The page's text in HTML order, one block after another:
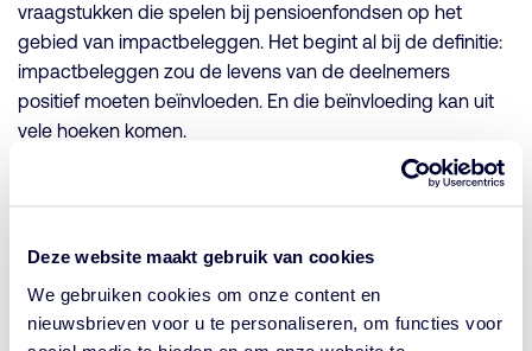
Deze website maakt gebruik van cookies
We gebruiken cookies om onze content en
nieuwsbrieven voor u te personaliseren, om functies voor
vraagstukken die spelen bij pensioenfondsen op het
gebied van impactbeleggen. Het begint al bij de definitie:
impactbeleggen zou de levens van de deelnemers
positief moeten beïnvloeden. En die beïnvloeding kan uit
vele hoeken komen.
Het inzetten van pensioenkapitaal om klimaatverandering
voorbeeld van. Steeds meer deelnemers hebben de wens
gevolg dat er door pensioenfondsen wordt gekeken naar
zowel het financieel rendement als het duurzaam